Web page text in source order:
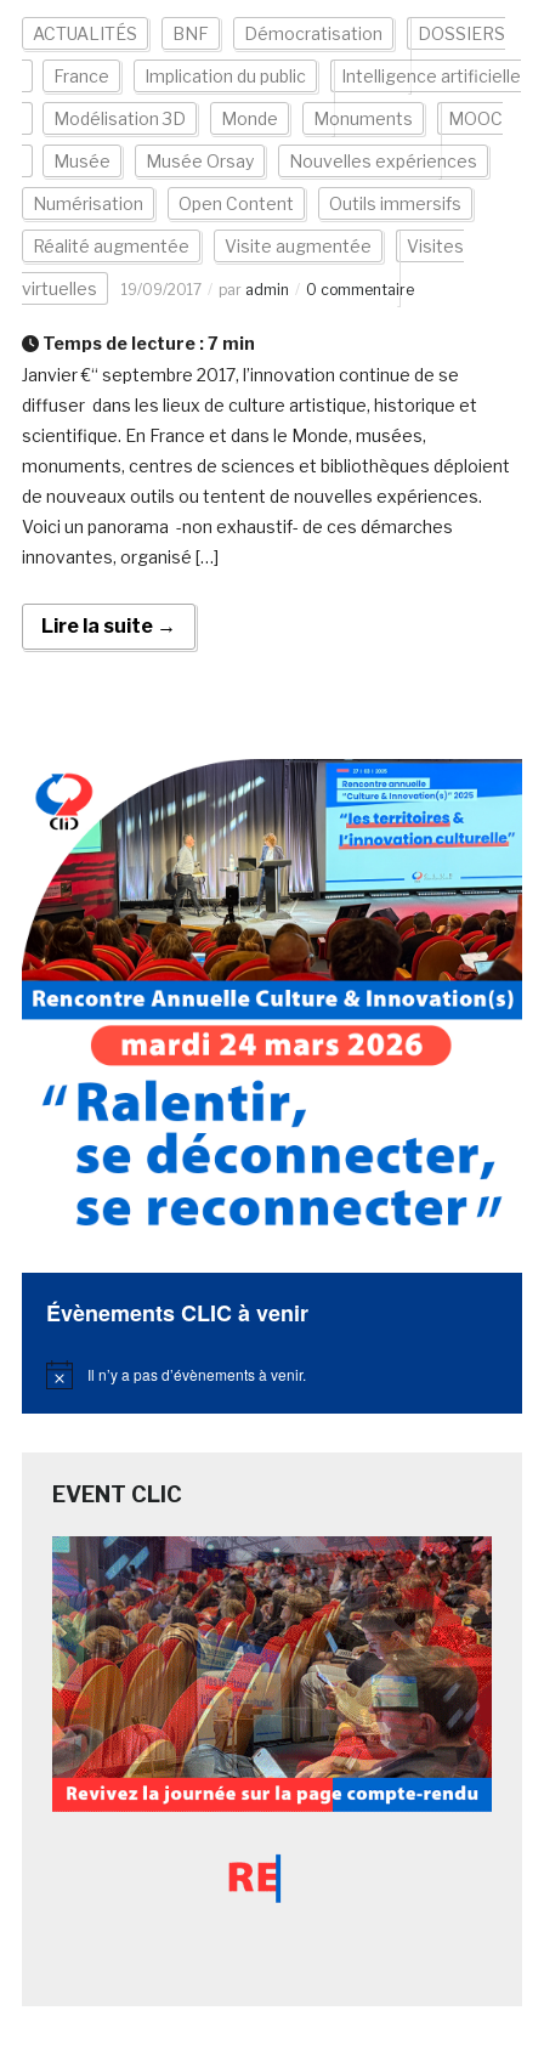
ACTUALITÉS BNF Démocratisation DOSSIERS
France Implication du public Intelligence artificielle
Modélisation 3D Monde Monuments MOOC
Musée Musée Orsay Nouvelles expériences
Numérisation Open Content Outils immersifs
Réalité augmentée Visite augmentée Visites
virtuelles 19/09/2017 par admin 0 commentaire
Temps de lecture :7 min
Janvier €“ septembre 2017, l’innovation continue de se
diffuser dans les lieux de culture artistique, historique et
scientifique. En France et dans le Monde, musées,
monuments, centres de sciences et bibliothèques déploient
de nouveaux outils ou tentent de nouvelles expériences.
Voici un panorama -non exhaustif- de ces démarches
innovantes, organisé […]
Lire la suite →
Évènements CLIC à venir
Notice Il n’y a pas d’évènements à venir.
EVENT CLIC